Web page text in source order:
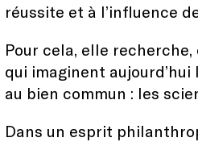
réussite et à l’influence
Pour cela, elle
qui imaginent
au bien commun : les
Dans un esprit